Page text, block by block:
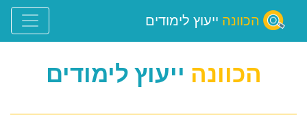
הכוונה ייעוץ לימודים
הכוונה ייעוץ לימודים